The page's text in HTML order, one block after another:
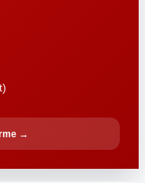
→